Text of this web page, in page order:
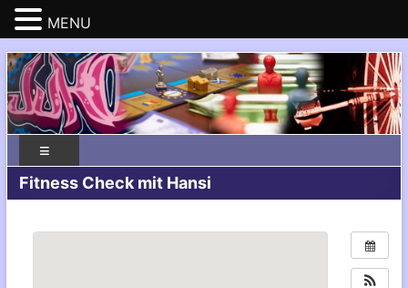
Fitness Check mit Hansi
MENU